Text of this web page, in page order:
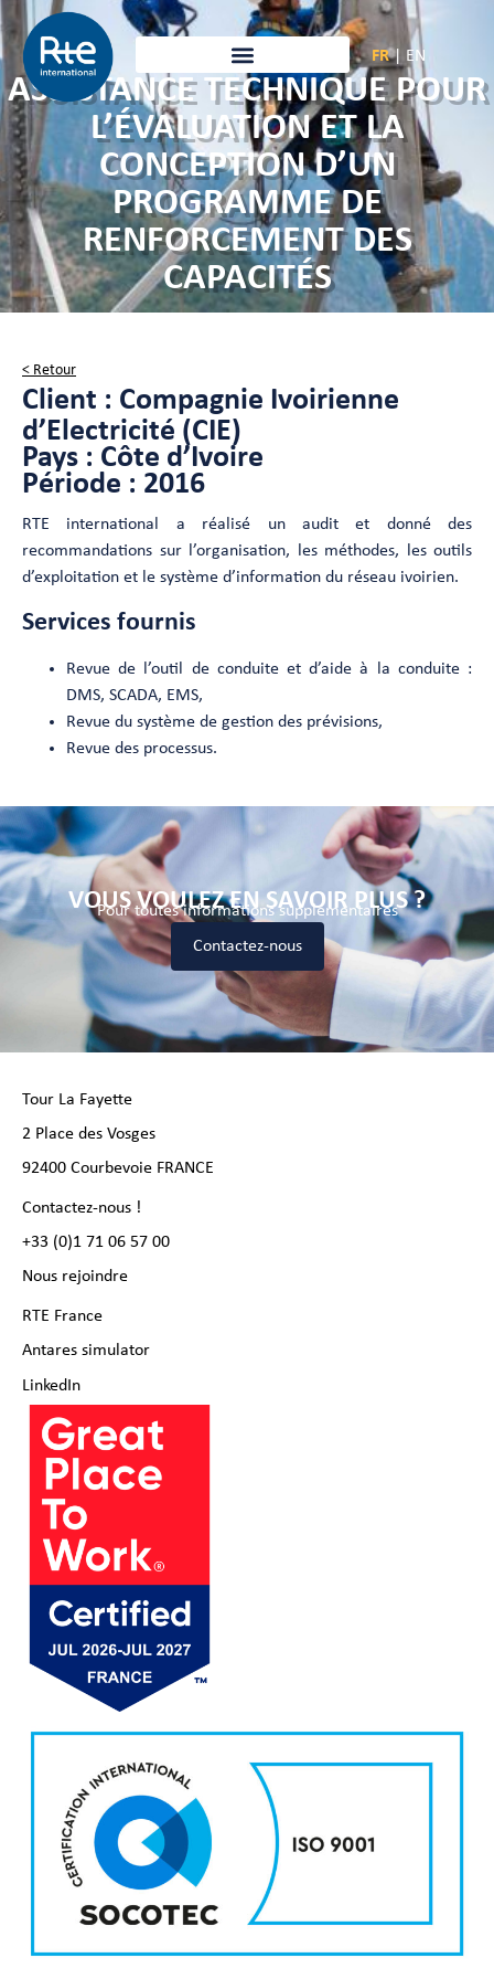
FR | EN
ASSISTANCE TECHNIQUE POUR
L’ÉVALUATION ET LA
CONCEPTION D’UN
PROGRAMME DE
RENFORCEMENT DES
CAPACITÉS
< Retour
Client : Compagnie Ivoirienne
d’Electricité (CIE)
Pays : Côte d’Ivoire
Période : 2016
RTE international a réalisé un audit et donné des
recommandations sur l’organisation, les méthodes, les outils
d’exploitation et le système d’information du réseau ivoirien.
Services fournis
Revue de l’outil de conduite et d’aide à la conduite :
DMS, SCADA, EMS,
Revue du système de gestion des prévisions,
Revue des processus.
VOUS VOULEZ EN SAVOIR PLUS ?
Pour toutes informations supplémentaires
Contactez-nous
Tour La Fayette
2 Place des Vosges
92400 Courbevoie FRANCE
Contactez-nous !
+33 (0)1 71 06 57 00
Nous rejoindre
RTE France
Antares simulator
LinkedIn